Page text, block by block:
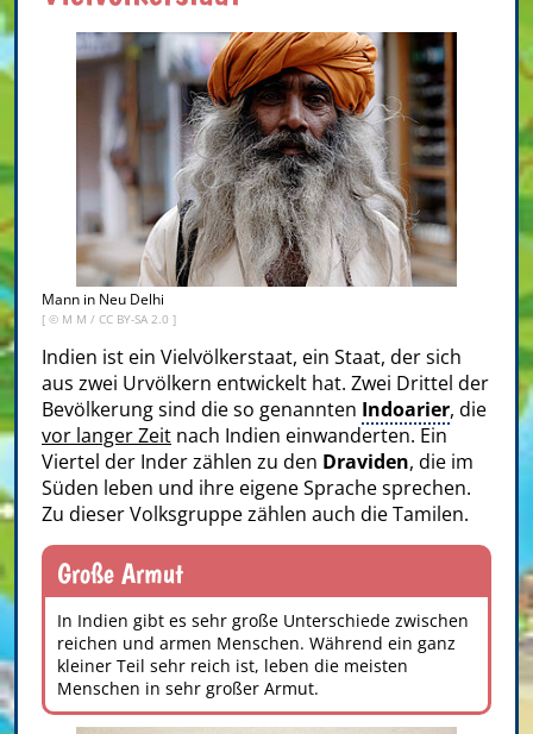
Mann in Neu Delhi
[ © M M / CC BY-SA 2.0 ]
Indien ist ein Vielvölkerstaat, ein Staat, der sich
aus zwei Urvölkern entwickelt hat. Zwei Drittel der
Bevölkerung sind die so genannten Indoarier, die
vor langer Zeit nach Indien einwanderten. Ein
Viertel der Inder zählen zu den Draviden, die im
Süden leben und ihre eigene Sprache sprechen.
Zu dieser Volksgruppe zählen auch die Tamilen.
Große Armut
In Indien gibt es sehr große Unterschiede zwischen
reichen und armen Menschen. Während ein ganz
kleiner Teil sehr reich ist, leben die meisten
Menschen in sehr großer Armut.